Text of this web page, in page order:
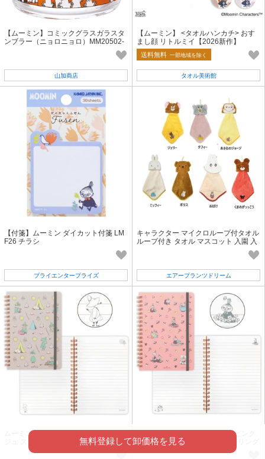
【ムーミン】コミックグラスガラスタ
ンブラー（ニョロニョロ）MM20502-
山加商店
【ムーミン】 <タオルハンカチ> おす
まし顔 リトルミイ【2026新作】
送料無料 一部地域を除く
タオル美術館
【付箋】ムーミン ダイカット付箋 LM
F26 チラシ
ブライエンタープライズ
キャラクター マイクロループ付タオル
ループ付き タオル マスコット 入園 入
エアープランツドリーム
ムーミン Moomin valley’s day グレー
ジュ スナフキン【ゴムバンド付きB6
リングノート 罫線あり】
ムーミン Moomin valley’s day ピンク
リトルミイ【ゴムバンド付きB6リング
無料登録して卸価格を見る